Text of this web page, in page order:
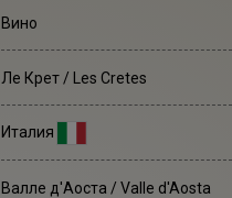
Вино
Ле Крет / Les Cretes
Италия
Валле д'Аоста / Valle d'Aosta